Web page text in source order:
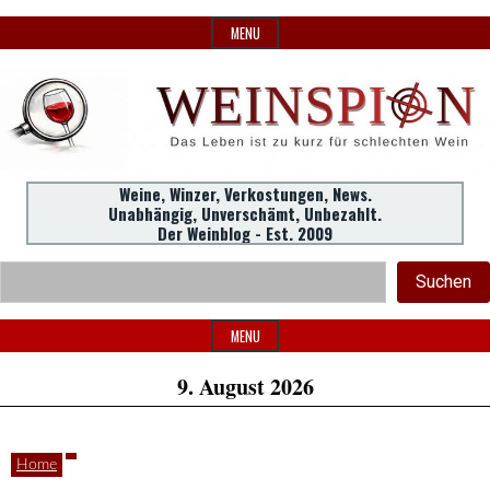
to
MENU
WeinSpion
|
Das
Weine,
Winzer,
Verkostungen.
Header
Widget
Area
Weine, Winzer, Verkostungen, News.
Unabhängig, Unverschämt, Unbezahlt.
Der Weinblog - Est. 2009
Suchen
MENU
9. August 2026
Home